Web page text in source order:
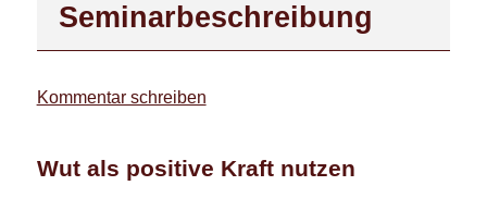
Seminarbeschreibung
Kommentar schreiben
Wut als positive Kraft nutzen